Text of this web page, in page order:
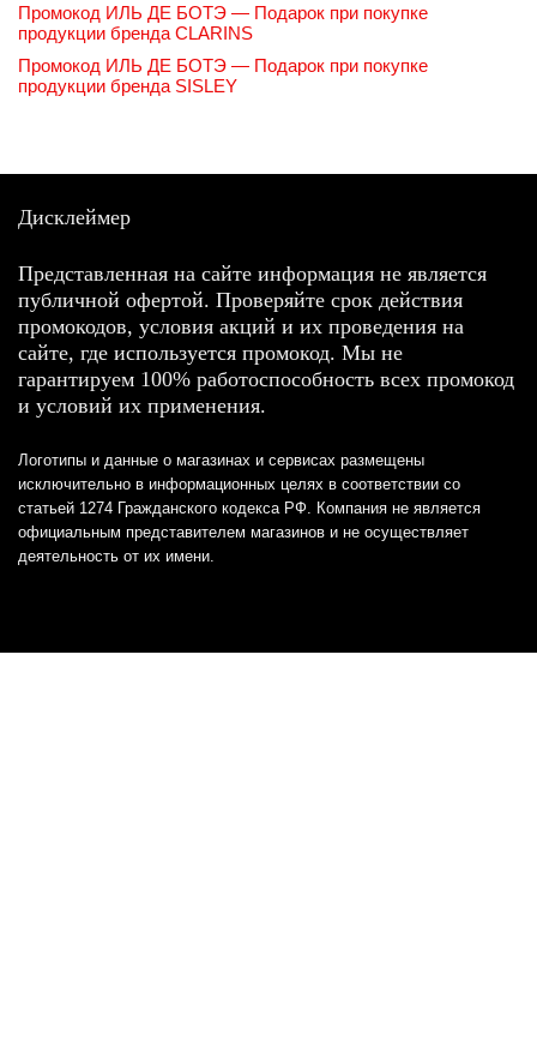
Промокод ИЛЬ ДЕ БОТЭ — Подарок при покупке
продукции бренда CLARINS
Промокод ИЛЬ ДЕ БОТЭ — Подарок при покупке
продукции бренда SISLEY
Дисклеймер
Представленная на сайте информация не является
публичной офертой. Проверяйте срок действия
промокодов, условия акций и их проведения на
сайте, где используется промокод. Мы не
гарантируем 100% работоспособность всех промокод
и условий их применения.
Логотипы и данные о магазинах и сервисах размещены
исключительно в информационных целях в соответствии со
статьей 1274 Гражданского кодекса РФ. Компания не является
официальным представителем магазинов и не осуществляет
деятельность от их имени.